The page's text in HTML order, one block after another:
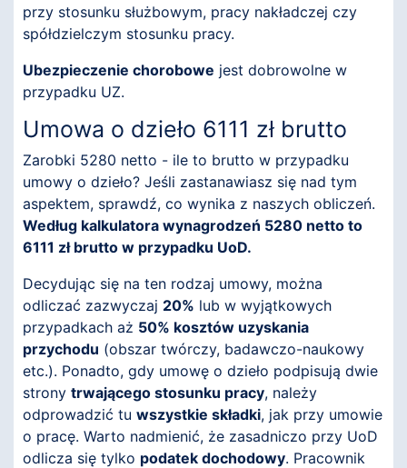
przy stosunku służbowym, pracy nakładczej czy
spółdzielczym stosunku pracy.
Ubezpieczenie chorobowe jest dobrowolne w
przypadku UZ.
Umowa o dzieło 6111 zł brutto
Zarobki 5280 netto - ile to brutto w przypadku
umowy o dzieło? Jeśli zastanawiasz się nad tym
aspektem, sprawdź, co wynika z naszych obliczeń.
Według kalkulatora wynagrodzeń 5280 netto to
6111 zł brutto w przypadku UoD.
Decydując się na ten rodzaj umowy, można
odliczać zazwyczaj 20% lub w wyjątkowych
przypadkach aż 50% kosztów uzyskania
przychodu (obszar twórczy, badawczo-naukowy
etc.). Ponadto, gdy umowę o dzieło podpisują dwie
strony trwającego stosunku pracy, należy
odprowadzić tu wszystkie składki, jak przy umowie
o pracę. Warto nadmienić, że zasadniczo przy UoD
odlicza się tylko podatek dochodowy. Pracownik